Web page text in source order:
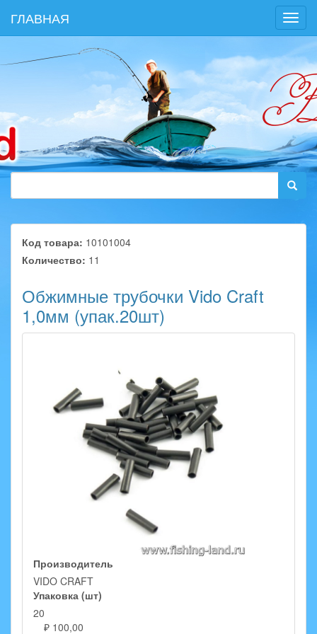
ГЛАВНАЯ
Код товара: 10101004
Количество: 11
Обжимные трубочки Vido Craft
1,0мм (упак.20шт)
Производитель
VIDO CRAFT
Упаковка (шт)
20
₽ 100,00